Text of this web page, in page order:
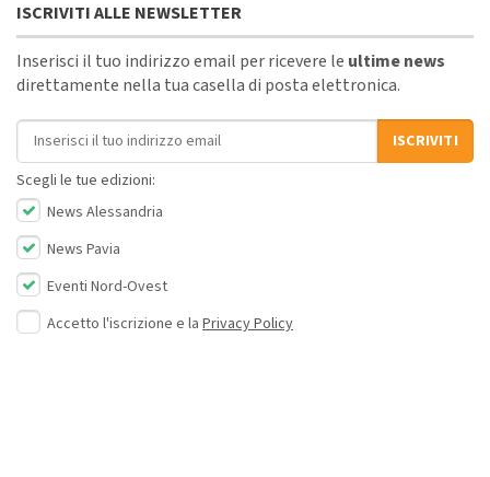
ISCRIVITI ALLE NEWSLETTER
Inserisci il tuo indirizzo email per ricevere le ultime news
direttamente nella tua casella di posta elettronica.
Indirizzo email
ISCRIVITI
Scegli le tue edizioni:
News Alessandria
News Pavia
Eventi Nord-Ovest
Accetto l'iscrizione e la Privacy Policy